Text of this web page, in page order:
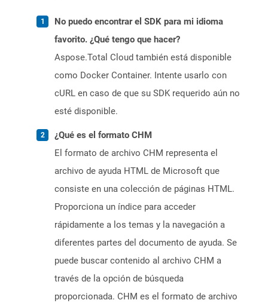
No puedo encontrar el SDK para mi idioma
favorito. ¿Qué tengo que hacer?
Aspose.Total Cloud también está disponible
como Docker Container. Intente usarlo con
cURL en caso de que su SDK requerido aún no
esté disponible.
¿Qué es el formato CHM
El formato de archivo CHM representa el
archivo de ayuda HTML de Microsoft que
consiste en una colección de páginas HTML.
Proporciona un índice para acceder
rápidamente a los temas y la navegación a
diferentes partes del documento de ayuda. Se
puede buscar contenido al archivo CHM a
través de la opción de búsqueda
proporcionada. CHM es el formato de archivo